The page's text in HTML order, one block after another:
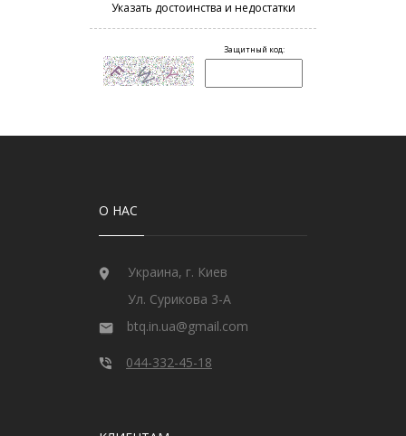
О НАС
Украина, г. Киев
Ул. Сурикова 3-А
btq.in.ua@gmail.com
044-332-45-18